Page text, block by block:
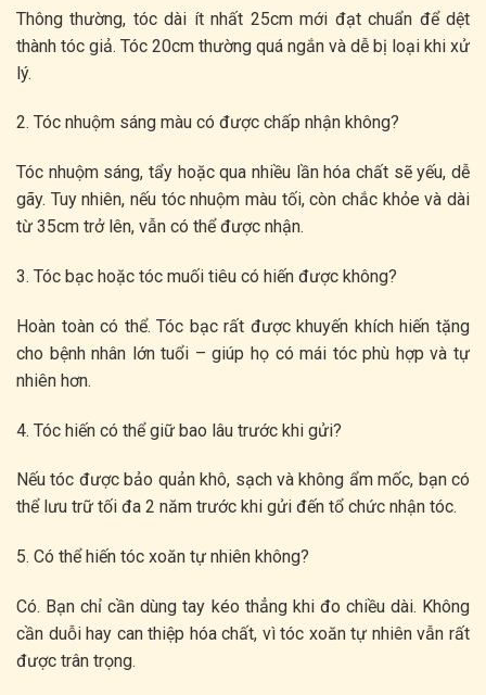
Thông thường, tóc dài ít nhất 25cm mới đạt chuẩn để dệt
thành tóc giả. Tóc 20cm thường quá ngắn và dễ bị loại khi xử
lý.
2. Tóc nhuộm sáng màu có được chấp nhận không?
Tóc nhuộm sáng, tẩy hoặc qua nhiều lần hóa chất sẽ yếu, dễ
gãy. Tuy nhiên, nếu tóc nhuộm màu tối, còn chắc khỏe và dài
từ 35cm trở lên, vẫn có thể được nhận.
3. Tóc bạc hoặc tóc muối tiêu có hiến được không?
Hoàn toàn có thể. Tóc bạc rất được khuyến khích hiến tặng
cho bệnh nhân lớn tuổi – giúp họ có mái tóc phù hợp và tự
nhiên hơn.
4. Tóc hiến có thể giữ bao lâu trước khi gửi?
Nếu tóc được bảo quản khô, sạch và không ẩm mốc, bạn có
thể lưu trữ tối đa 2 năm trước khi gửi đến tổ chức nhận tóc.
5. Có thể hiến tóc xoăn tự nhiên không?
Có. Bạn chỉ cần dùng tay kéo thẳng khi đo chiều dài. Không
cần duỗi hay can thiệp hóa chất, vì tóc xoăn tự nhiên vẫn rất
được trân trọng.